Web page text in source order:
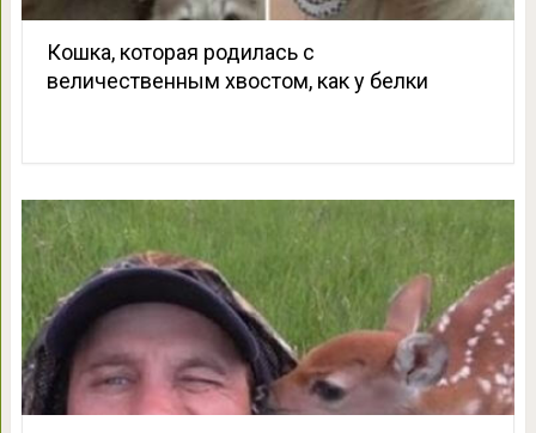
Кошка, которая родилась с
величественным хвостом, как у белки